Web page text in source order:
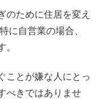
のために住居を変え
に自営業の場合、
。
ことが嫌な人にとっ
べきではありませ